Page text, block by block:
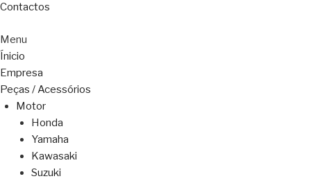
Contactos
Menu
Ínicio
Empresa
Peças / Acessórios
Motor
Honda
Yamaha
Kawasaki
Suzuki